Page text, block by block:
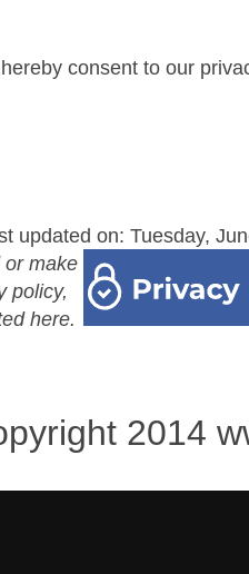
consent to our
updated on: Tuesday,
or make
policy,
here.
2014